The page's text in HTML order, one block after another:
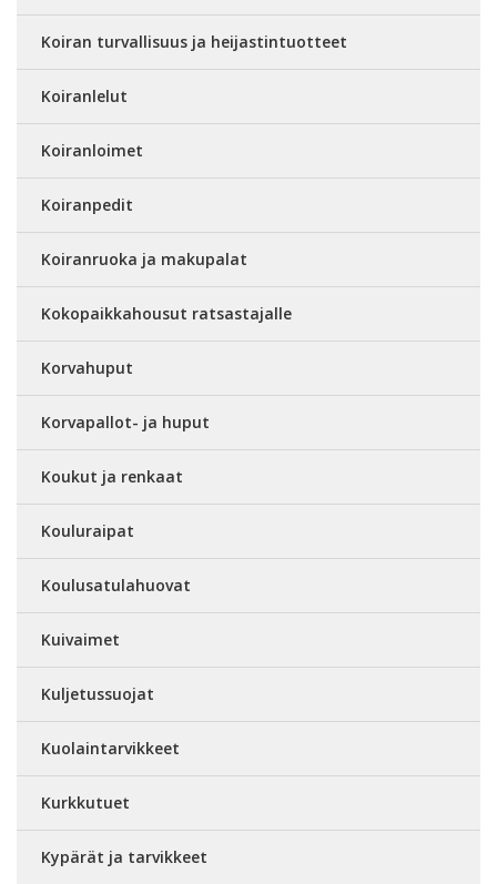
Koiran turvallisuus ja heijastintuotteet
Koiranlelut
Koiranloimet
Koiranpedit
Koiranruoka ja makupalat
Kokopaikkahousut ratsastajalle
Korvahuput
Korvapallot- ja huput
Koukut ja renkaat
Kouluraipat
Koulusatulahuovat
Kuivaimet
Kuljetussuojat
Kuolaintarvikkeet
Kurkkutuet
Kypärät ja tarvikkeet